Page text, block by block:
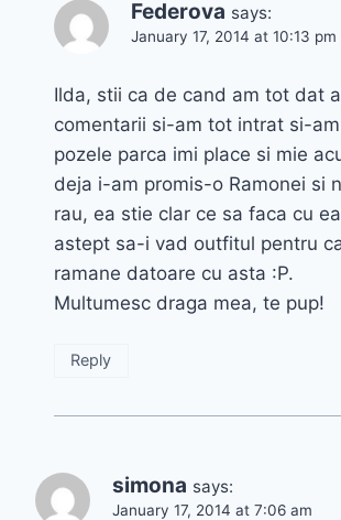
Federova says:
January 17, 2014 at 10:13 pm
Ilda, stii ca de cand am tot dat
comentarii si-am tot intrat si-
pozele parca imi place si mie
deja i-am promis-o Ramonei si
rau, ea stie clar ce sa faca cu
astept sa-i vad outfitul pentru
ramane datoare cu asta :P.
Multumesc draga mea, te pup!
Reply
simona says:
January 17, 2014 at 7:06 am